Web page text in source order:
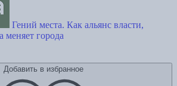
Гений места. Как альянс власти,
меняет города
Добавить в избранное